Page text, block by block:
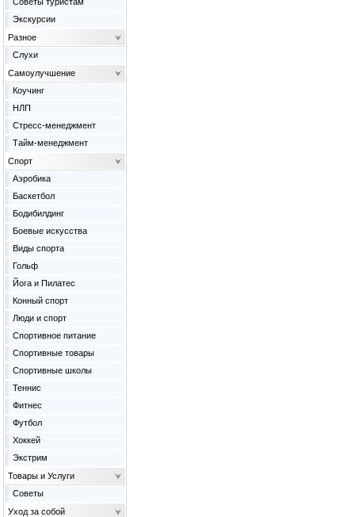
Экскурсии
Разное
Слухи
Самоулучшение
Коучинг
НЛП
Стресс-менеджмент
Тайм-менеджмент
Спорт
Аэробика
Баскетбол
Бодибилдинг
Боевые искусства
Виды спорта
Гольф
Йога и Пилатес
Конный спорт
Люди и спорт
Спортивное питание
Спортивные товары
Спортивные школы
Теннис
Фитнес
Футбол
Хоккей
Экстрим
Товары и Услуги
Советы
Уход за собой